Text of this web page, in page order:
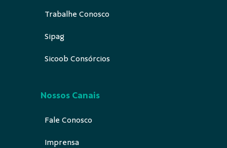
Trabalhe Conosco
Sipag
Sicoob Consórcios
Nossos Canais
Fale Conosco
Imprensa